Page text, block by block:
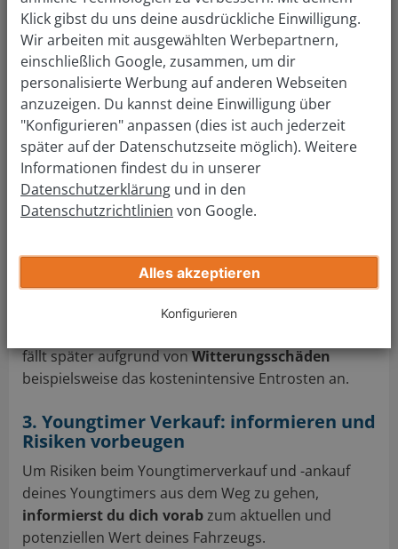
sprechen
Hohe Reparatur- und Instandhaltungskosten oder
fehlende Unterbringungsmöglichkeiten sind gängige
Gründe für den Autoverkauf oder -ankauf von
Youngtimern.
Gerade wenn größere Reparaturen den aktuellen
Marktwert des Gebrauchtwagens übersteigen
würden, empfiehlt es sich, den Youngtimer zu
veräußern. Denn es ist zu vermeiden, dass der Wert
Besitzer, denen keine Garage zur Verfügung steht,
müssen je nach Wohnort mit monatlich zwischen 25
und 200 Euro für die Anmietung einer Garage
fällt später aufgrund vonWitterungsschäden
beispielsweise das kostenintensive Entrosten an.
3. Youngtimer Verkauf: informieren und
Risiken vorbeugen
Um Risiken beim Youngtimerverkauf und -ankauf
deines Youngtimers aus dem Weg zu gehen,
informierst du dich vorabzum aktuellen und
potenziellen Wert deines Fahrzeugs.
Klick gibst du uns deine ausdrückliche Einwilligung.
Wir arbeiten mit ausgewählten Werbepartnern,
einschließlich Google, zusammen, um dir
personalisierte Werbung auf anderen Webseiten
anzuzeigen. Du kannst deine Einwilligung über
"Konfigurieren" anpassen (dies ist auch jederzeit
später auf der Datenschutzseite möglich). Weitere
Informationen findest du in unserer
Datenschutzerklärung und in den
Datenschutzrichtlinien von Google.
Alles akzeptieren
Konfigurieren